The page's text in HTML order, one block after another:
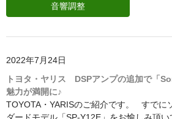
音響調整
2022年7月24日
トヨタ・ヤリス DSPアンプの追加で「
魅力が満開に♪
TOYOTA・YARISのご紹介です。 すでに
ダードモデル「SP-Y12E」をお愉しみ頂